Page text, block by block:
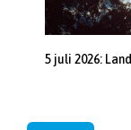
5 juli 2026: